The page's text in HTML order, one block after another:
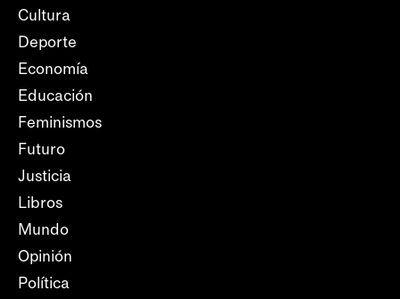
Cultura
Deporte
Economía
Educación
Feminismos
Futuro
Justicia
Libros
Mundo
Opinión
Política